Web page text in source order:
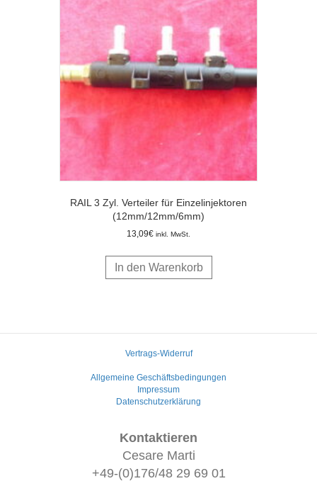
RAIL 3 Zyl. Verteiler für Einzelinjektoren
(12mm/12mm/6mm)
13,09€ inkl. MwSt.
In den Warenkorb
Vertrags-Widerruf
Allgemeine Geschäftsbedingungen
Impressum
Datenschutzerklärung
Kontaktieren
Cesare Marti
+49-(0)176/48 29 69 01